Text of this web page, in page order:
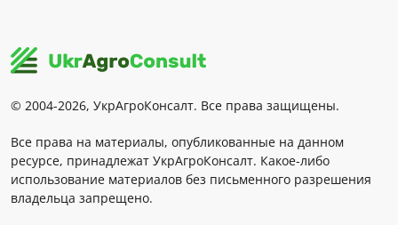
© 2004-2026, УкрАгроКонсалт. Все права защищены.
Все права на материалы, опубликованные на данном
ресурсе, принадлежат УкрАгроКонсалт. Какое-либо
использование материалов без письменного разрешения
владельца запрещено.